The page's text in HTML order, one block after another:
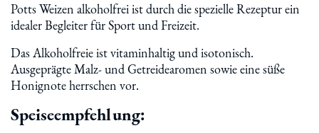
Potts Weizen alkoholfrei ist durch die spezielle Rezeptur ein
idealer Begleiter für Sport und Freizeit.
Das Alkoholfreie ist vitaminhaltig und isotonisch.
Ausgeprägte Malz- und Getreidearomen sowie eine süße
Honignote herrschen vor.
Speiseempfehlung: